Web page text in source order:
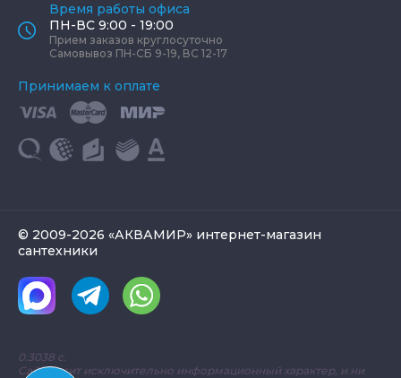
Время работы офиса
ПН-ВС 9:00 - 19:00
Прием заказов круглосуточно
Самовывоз ПН-СБ 9-19, ВС 12-17
Принимаем к оплате
© 2009-2026 «АКВАМИР» интернет-магазин
сантехники
0.3038 с.
Сайт носит исключительно информационный характер, и ни